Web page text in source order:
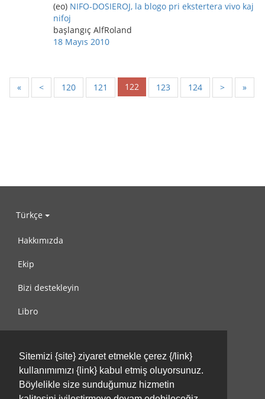
Sitemizi {site} ziyaret etmekle çerez {/link}
kullanımımızı {link} kabul etmiş oluyorsunuz.
Böylelikle size sunduğumuz hizmetin
(eo) NIFO-DOSIEROJ, la blogo pri ekstertera vivo kaj
nifoj
başlangıç AlfRoland
18 Mayıs 2010
« < 120 121 122 123 124 > »
Türkçe
Hakkımızda
Ekip
Bizi destekleyin
Libro
Kullanım Koşulları
Bize ulaşın